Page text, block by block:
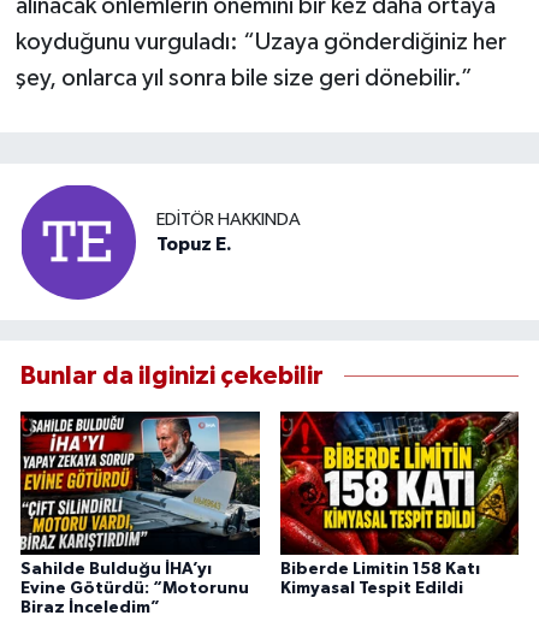
alınacak önlemlerin önemini bir kez daha ortaya
koyduğunu vurguladı: “Uzaya gönderdiğiniz her
şey, onlarca yıl sonra bile size geri dönebilir.”
EDITÖR HAKKINDA
Topuz E.
Bunlar da ilginizi çekebilir
Sahilde Bulduğu İHA’yı
Evine Götürdü: “Motorunu
Biraz İnceledim”
Biberde Limitin 158 Katı
Kimyasal Tespit Edildi